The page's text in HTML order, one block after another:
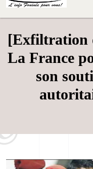
[Exfiltration
La France
son